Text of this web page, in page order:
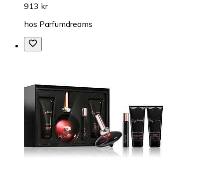
913 kr
hos Parfumdreams